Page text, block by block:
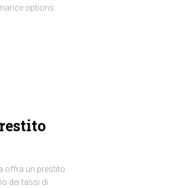
options
offra un prestito
dei tassi di